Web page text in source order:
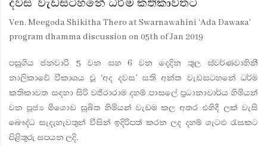
Ven. Meegoda Shikitha Thero at Swarnawahini ‘Ada Dawasa’
program dhamma discussion on 05th of Jan 2019
පසුගිය ජනවාරි 5 වන සහ 6 වන දෙදින තුල ස්වර්ණවාහිනී
නාලිකාවේ විකාශය වූ ‘අද දවස’ සති අන්ත වැඩසටහනේ ධර්ම
කතිකාවත සඳහා සිරි වජිරාරාම දහම් පාසලේ ප්‍රධානාචාර්ය හිමියන්
වන පූජ්‍ය මීගොඩ සුඛිත හිමියන් වැඩම කල අතර එහිදී ලක් වැසි
බෞද්ධ සැදැහැවතුන් විසින් ඉදිරිපත් කරන ලද දහම් ගැටළු රැසකට
පිළිතුරු සපයන ලදි.